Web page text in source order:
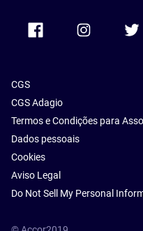
Accor Facebook
CGS
CGS Adagio
Termos e Condições para
Dados pessoais
Cookies
Aviso Legal
Do Not Sell My Personal